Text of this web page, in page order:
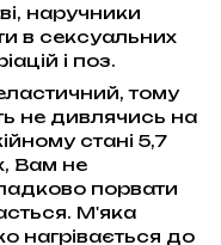
наручники
в сексуальних
і поз.
тому
не дивлячись на
стані 5,7
Вам не
порвати
М'яка
нагрівається до